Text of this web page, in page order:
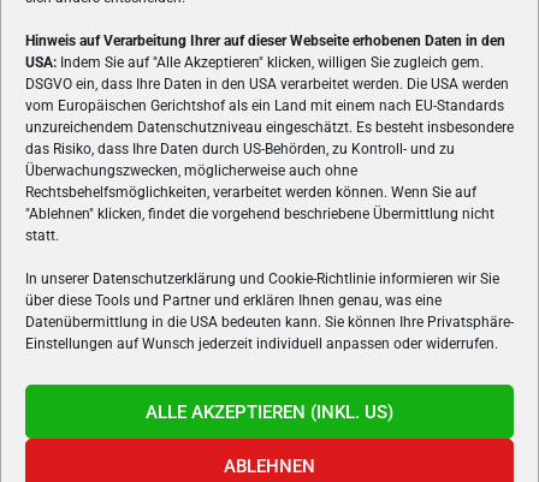
Hinweis auf Verarbeitung Ihrer auf dieser Webseite erhobenen Daten in den
USA: Indem Sie auf "Alle Akzeptieren" klicken, willigen Sie zugleich gem.
DSGVO ein, dass Ihre Daten in den USA verarbeitet werden. Die USA werden
vom Europäischen Gerichtshof als ein Land mit einem nach EU-Standards
unzureichendem Datenschutzniveau eingeschätzt. Es besteht insbesondere
das Risiko, dass Ihre Daten durch US-Behörden, zu Kontroll- und zu
Überwachungszwecken, möglicherweise auch ohne
Rechtsbehelfsmöglichkeiten, verarbeitet werden können. Wenn Sie auf
"Ablehnen" klicken, findet die vorgehend beschriebene Übermittlung nicht
statt.
In unserer Datenschutzerklärung und Cookie-Richtlinie informieren wir Sie
über diese Tools und Partner und erklären Ihnen genau, was eine
Datenübermittlung in die USA bedeuten kann. Sie können Ihre Privatsphäre-
Einstellungen auf Wunsch jederzeit individuell anpassen oder widerrufen.
ALLE AKZEPTIEREN (INKL. US)
ABLEHNEN
ÜBER UNS
VON GAMERN, FÜR GAMER! Gamers.at ist das älteste Online-
Spielemagazin Österreichs und bringt täglich aktuelle News,
Reviews und Videos zu PC- und Konsolenspielen, Gaming-
Hardware und aus der Welt des e-Sport's.
FOLGE UNS